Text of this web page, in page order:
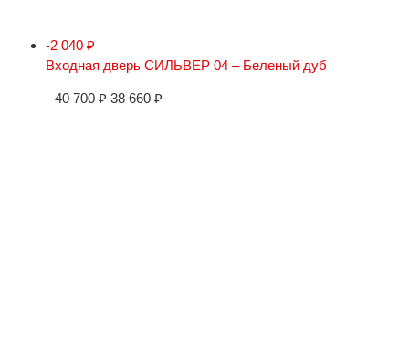
-2 040 ₽
Входная дверь СИЛЬВЕР 04 – Беленый дуб
40 700₽ 38 660 ₽